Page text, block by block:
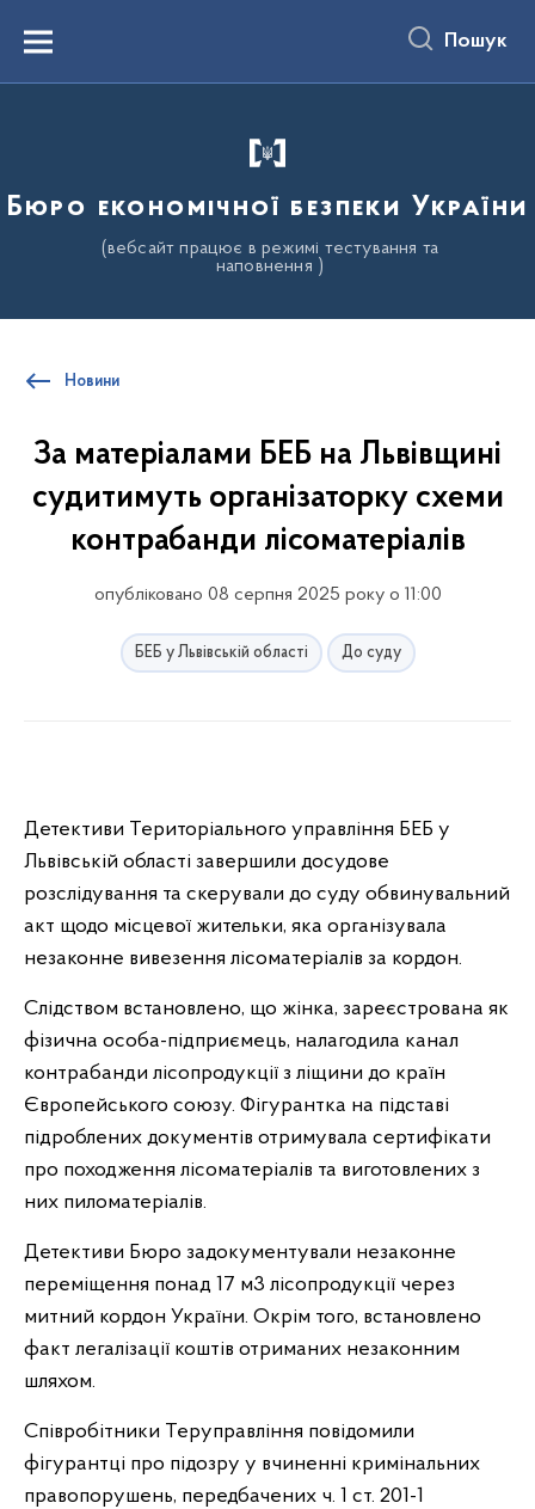
вмістуMenu Пошук
Бюро економічної безпеки України
(вебсайт працює в режимі тестування та
наповнення )
Новини
За матеріалами БЕБ на Львівщині
судитимуть організаторку схеми
контрабанди лісоматеріалів
опубліковано 08 серпня 2025 року о 11:00
БЕБ у Львівській області До суду
Детективи Територіального управління БЕБ у
Львівській області завершили досудове
розслідування та скерували до суду обвинувальний
акт щодо місцевої жительки, яка організувала
незаконне вивезення лісоматеріалів за кордон.
Слідством встановлено, що жінка, зареєстрована як
фізична особа-підприємець, налагодила канал
контрабанди лісопродукції з ліщини до країн
Європейського союзу. Фігурантка на підставі
підроблених документів отримувала сертифікати
про походження лісоматеріалів та виготовлених з
них пиломатеріалів.
Детективи Бюро задокументували незаконне
переміщення понад 17 м3 лісопродукції через
митний кордон України. Окрім того, встановлено
факт легалізації коштів отриманих незаконним
шляхом.
Співробітники Теруправління повідомили
фігурантці про підозру у вчиненні кримінальних
правопорушень, передбачених ч. 1 ст. 201-1